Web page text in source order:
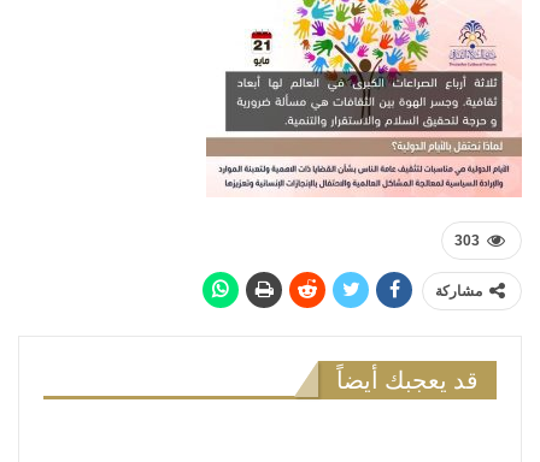
303
مشاركة
قد يعجبك أيضاً